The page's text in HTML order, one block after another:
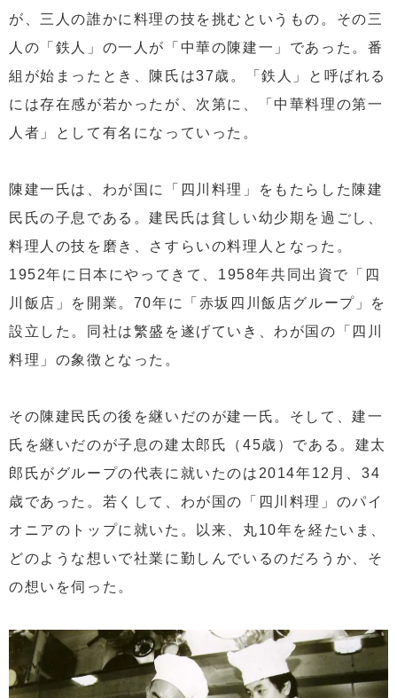
が、三人の誰かに料理の技を挑むというもの。その三
人の「鉄人」の一人が「中華の陳建一」であった。番
組が始まったとき、陳氏は37歳。「鉄人」と呼ばれる
には存在感が若かったが、次第に、「中華料理の第一
人者」として有名になっていった。
陳建一氏は、わが国に「四川料理」をもたらした陳建
民氏の子息である。建民氏は貧しい幼少期を過ごし、
料理人の技を磨き、さすらいの料理人となった。
1952年に日本にやってきて、1958年共同出資で「四
川飯店」を開業。70年に「赤坂四川飯店グループ」を
設立した。同社は繁盛を遂げていき、わが国の「四川
料理」の象徴となった。
その陳建民氏の後を継いだのが建一氏。そして、建一
氏を継いだのが子息の建太郎氏（45歳）である。建太
郎氏がグループの代表に就いたのは2014年12月、34
歳であった。若くして、わが国の「四川料理」のパイ
オニアのトップに就いた。以来、丸10年を経たいま、
どのような想いで社業に勤しんでいるのだろうか、そ
の想いを伺った。